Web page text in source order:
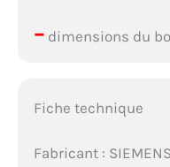
–dimensions du
Fiche technique
Fabricant :